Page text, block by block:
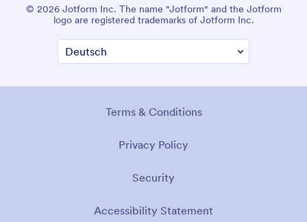
© 2026 Jotform Inc. The name "Jotform" and the Jotform
logo are registered trademarks of Jotform Inc.
Terms & Conditions
Privacy Policy
Security
Accessibility Statement